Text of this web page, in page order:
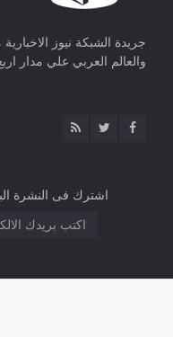
جريدة الشبكة نيوز
والعالم العربي علي مدار
اشترك فى النشرة